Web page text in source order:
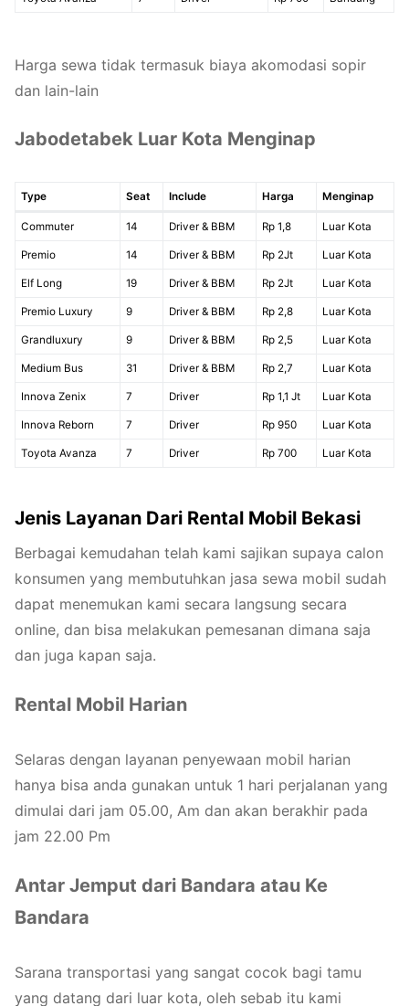
Harga sewa tidak termasuk biaya akomodasi sopir
dan lain-lain
Jabodetabek Luar Kota Menginap
Type Seat Include Harga Menginap
Commuter 14 Driver & BBM Rp 1,8 Luar Kota
Premio 14 Driver & BBM Rp 2Jt Luar Kota
Elf Long 19 Driver & BBM Rp 2Jt Luar Kota
Premio Luxury 9 Driver & BBM Rp 2,8 Luar Kota
Grandluxury 9 Driver & BBM Rp 2,5 Luar Kota
Medium Bus 31 Driver & BBM Rp 2,7 Luar Kota
Innova Zenix 7 Driver Rp 1,1 Jt Luar Kota
Innova Reborn 7 Driver Rp 950 Luar Kota
Toyota Avanza 7 Driver Rp 700 Luar Kota
Jenis Layanan Dari Rental Mobil Bekasi
Berbagai kemudahan telah kami sajikan supaya calon
konsumen yang membutuhkan jasa sewa mobil sudah
dapat menemukan kami secara langsung secara
online, dan bisa melakukan pemesanan dimana saja
dan juga kapan saja.
Rental Mobil Harian
Selaras dengan layanan penyewaan mobil harian
hanya bisa anda gunakan untuk 1 hari perjalanan yang
dimulai dari jam 05.00, Am dan akan berakhir pada
jam 22.00 Pm
Antar Jemput dari Bandara atau Ke
Bandara
Sarana transportasi yang sangat cocok bagi tamu
yang datang dari luar kota, oleh sebab itu kami